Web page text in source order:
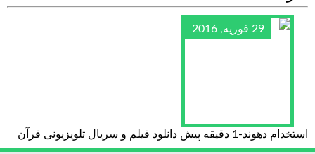
29 فوریه, 2016
استخدام دهوند-1 دقیقه پیش دانلود فیلم و سریال تلویزیونی قرآن